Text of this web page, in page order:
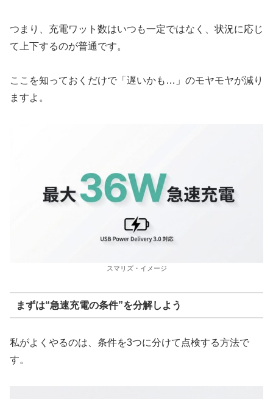
つまり、充電ワット数はいつも一定ではなく、状況に応じ
て上下するのが普通です。
ここを知っておくだけで「遅いかも…」のモヤモヤが減り
ますよ。
スマリズ・イメージ
まずは“急速充電の条件”を分解しよう
私がよくやるのは、条件を3つに分けて点検する方法で
す。